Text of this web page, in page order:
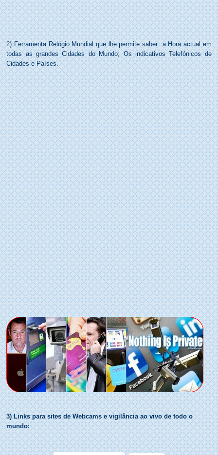
2) Ferramenta Relógio Mundial que lhe permite sabera Hora actual em
todas as grandes Cidades do Mundo;Os indicativos Telefónicos de
Cidades e Países.
3) Links para sites de Webcams e vigilância ao vivo de todo o
mundo: